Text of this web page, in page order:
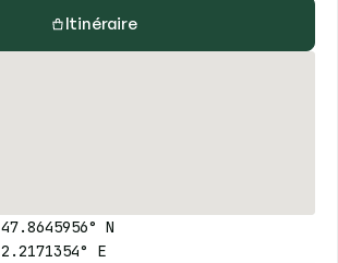
Itinéraire
47.8645956° N
2.2171354° E